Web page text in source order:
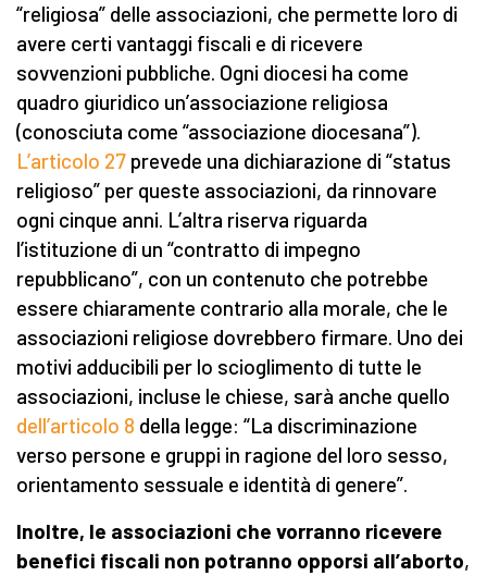
“religiosa” delle associazioni, che permette loro di
avere certi vantaggi fiscali e di ricevere
sovvenzioni pubbliche. Ogni diocesi ha come
quadro giuridico un’associazione religiosa
(conosciuta come “associazione diocesana”).
L’articolo 27 prevede una dichiarazione di “status
religioso” per queste associazioni, da rinnovare
ogni cinque anni. L’altra riserva riguarda
l’istituzione di un “contratto di impegno
repubblicano”, con un contenuto che potrebbe
essere chiaramente contrario alla morale, che le
associazioni religiose dovrebbero firmare. Uno dei
motivi adducibili per lo scioglimento di tutte le
associazioni, incluse le chiese, sarà anche quello
dell’articolo 8 della legge: “La discriminazione
verso persone e gruppi in ragione del loro sesso,
orientamento sessuale e identità di genere”.
Inoltre, le associazioni che vorranno ricevere
benefici fiscali non potranno opporsi all’aborto,